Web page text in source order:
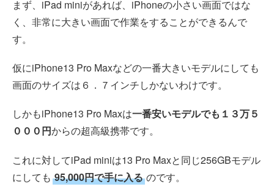
まず、iPad miniがあれば、iPhoneの小さい画面ではな
く、非常に大きい画面で作業をすることができるんで
す。
仮にiPhone13 Pro Maxなどの一番大きいモデルにしても
画面のサイズは６．７インチしかないわけです。
しかもiPhone13 Pro Maxは一番安いモデルでも１３万５
０００円からの超高級携帯です。
これに対してiPad miniは13 Pro Maxと同じ256GBモデル
にしても 95,000円で手に入る のです。